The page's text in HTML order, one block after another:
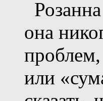
она
проблем,
или